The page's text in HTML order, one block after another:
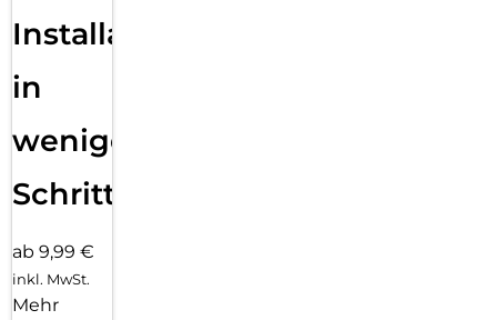
Installation
in
wenigen
Schritten
ab 9,99 €
inkl. MwSt.
Mehr